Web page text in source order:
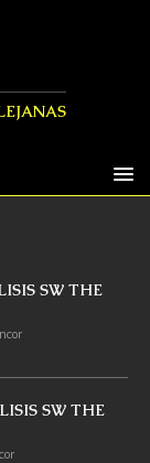
SW THE
SW THE